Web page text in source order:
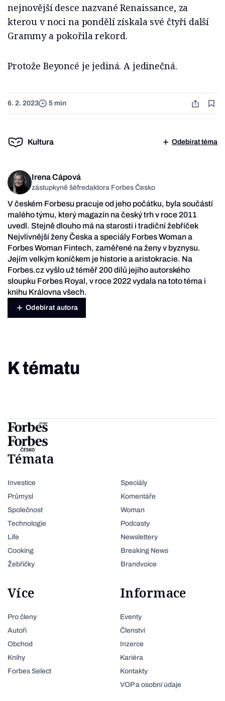
nejnovější desce nazvané Renaissance, za
kterou v noci na pondělí získala své čtyři další
Grammy a pokořila rekord.
Protože Beyoncé je jediná. A jedinečná.
6. 2. 2023 5 min
Kultura Odebírat téma
Irena Cápová
zástupkyně šéfredaktora Forbes Česko
V českém Forbesu pracuje od jeho počátku, byla součástí
malého týmu, který magazín na český trh v roce 2011
uvedl. Stejně dlouho má na starosti i tradiční žebříček
Nejvlivnější ženy Česka a speciály Forbes Woman a
Forbes Woman Fintech, zaměřené na ženy v byznysu.
Jejím velkým koníčkem je historie a aristokracie. Na
Forbes.cz vyšlo už téměř 200 dílů jejího autorského
sloupku Forbes Royal, v roce 2022 vydala na toto téma i
knihu Královna všech.
Odebírat autora
K tématu
Témata
Investice
Průmysl
Společnost
Technologie
Life
Cooking
Žebříčky
Speciály
Komentáře
Woman
Podcasty
Newslettery
Breaking News
Brandvoice
Více
Pro členy
Autoři
Obchod
Knihy
Forbes Select
Informace
Eventy
Členství
Inzerce
Kariéra
Kontakty
VOP a osobní údaje